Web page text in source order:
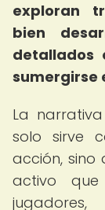
exploran
bien
detallados
sumergirse
La
solo sirve
acción, sino
activo